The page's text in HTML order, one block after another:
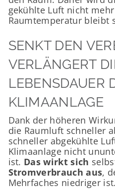
gekühlte Luft nicht
Raumtemperatur bleibt
SENKT DEN
VERLÄNGERT
LEBENSDAUER
KLIMAANLAGE
Dank der höheren
die Raumluft schneller
schneller abgekühlte
Klimaanlage nicht
ist. Das wirkt sich
Stromverbrauch aus,
Mehrfaches niedriger ist.